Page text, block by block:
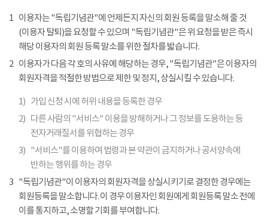
1 이용자는 "독립기념관"에 언제든지 자신의 회원 등록을 말소해 줄 것
(이용자 탈퇴)을 요청할 수 있으며 "독립기념관"은 위 요청을 받은 즉시
해당 이용자의 회원 등록 말소를 위한 절차를 밟습니다.
2 이용자가 다음 각 호의 사유에 해당하는 경우, "독립기념관"은 이용자의
회원자격을 적절한 방법으로 제한 및 정지, 상실시킬 수 있습니다.
1) 가입 신청 시에 허위 내용을 등록한 경우
2) 다른 사람의 "서비스" 이용을 방해하거나 그 정보를 도용하는 등
전자거래질서를 위협하는 경우
3) "서비스"를 이용하여 법령과 본 약관이 금지하거나 공서양속에
반하는 행위를 하는 경우
3 "독립기념관"이 이용자의 회원자격을 상실시키기로 결정한 경우에는
회원등록을 말소합니다. 이 경우 이용자인 회원에게 회원등록 말소 전에
이를 통지하고, 소명할 기회를 부여합니다.